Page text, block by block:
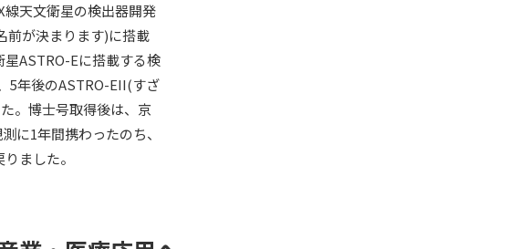
天文衛星の検出器開発
前が決まります)に搭載
ASTRO-Eに搭載する検
5年後のASTRO-EII(すざ
。博士号取得後は、京
に1年間携わったのち、
ました。